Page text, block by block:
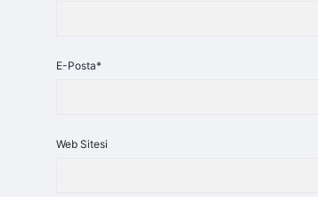
E-Posta*
Web Sitesi